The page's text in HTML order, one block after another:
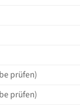
prüfen)
prüfen)